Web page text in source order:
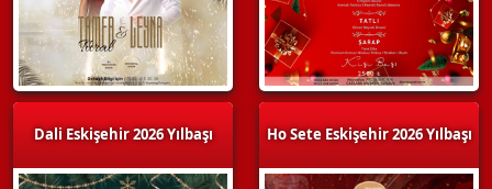
Dali Eskişehir 2026 Yılbaşı Ho Sete Eskişehir 2026 Yılbaşı